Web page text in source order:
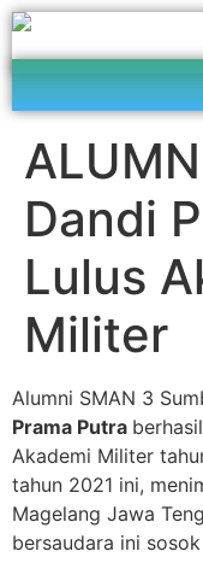
Dandi
Lulus
Militer
Alumni SMAN 3
Prama Putra
Akademi Militer
tahun 2021 ini,
Magelang Jawa
bersaudara ini